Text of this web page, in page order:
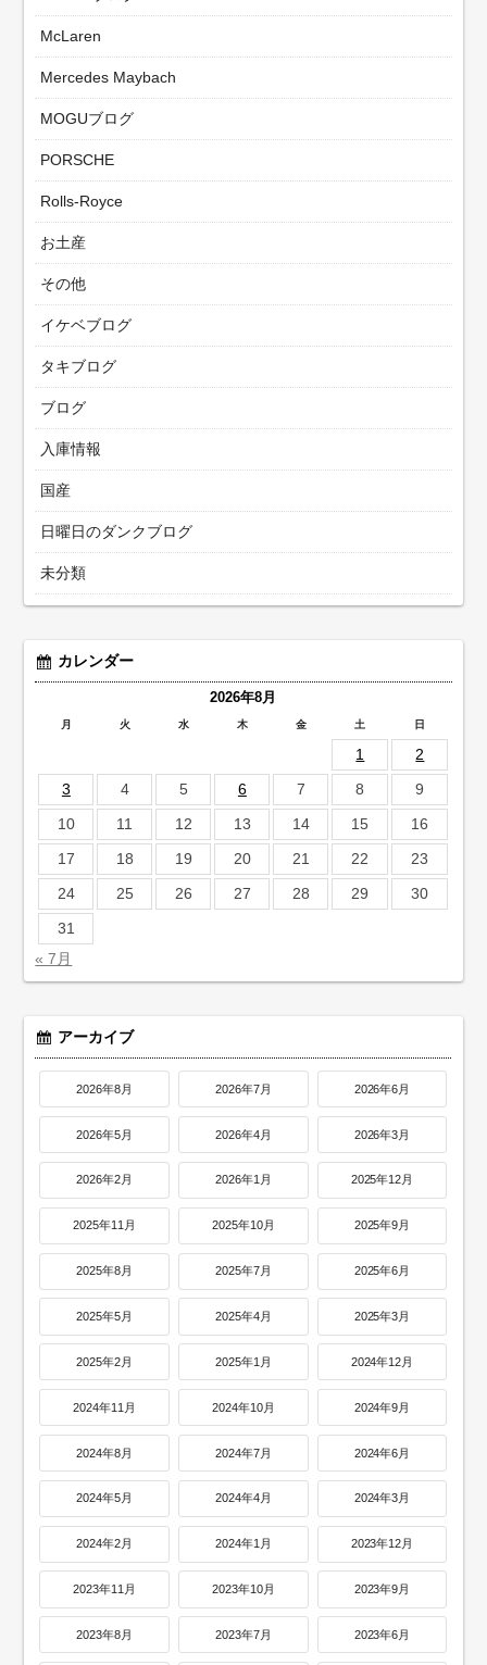
McLaren
Mercedes Maybach
MOGUブログ
PORSCHE
Rolls-Royce
お土産
その他
イケベブログ
タキブログ
ブログ
入庫情報
国産
日曜日のダンクブログ
未分類
カレンダー
2026年8月
月 火 水 木 金 土 日
1
2
3
4 5 6 7 8
9
10
11 12 13 14 15
16
17
18 19 20 21 22
23
24
25 26 27 28 29
30
31
« 7月
アーカイブ
2026年8月 2026年7月 2026年6月
2026年5月 2026年4月 2026年3月
2026年2月 2026年1月 2025年12月
2025年11月 2025年10月 2025年9月
2025年8月 2025年7月 2025年6月
2025年5月 2025年4月 2025年3月
2025年2月 2025年1月 2024年12月
2024年11月 2024年10月 2024年9月
2024年8月 2024年7月 2024年6月
2024年5月 2024年4月 2024年3月
2024年2月 2024年1月 2023年12月
2023年11月 2023年10月 2023年9月
2023年8月 2023年7月 2023年6月